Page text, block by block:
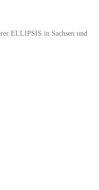
ELLIPSIS in Sachsen und